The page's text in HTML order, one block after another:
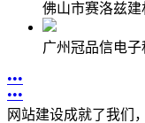
佛山市赛洛兹建
广州冠品信电
•••
•••
网站建设成就了我们